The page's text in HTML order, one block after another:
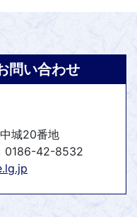
問い合わせ
城20番地
0186-42-8532